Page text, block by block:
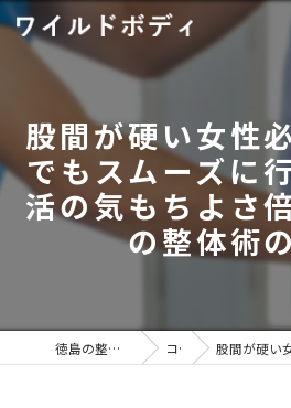
股間が硬い女性
でもスムーズに
活の気もちよさ
の整体術
徳島の整体ならワイルドボディ コラム 股間が硬い女性必見！騎乗位